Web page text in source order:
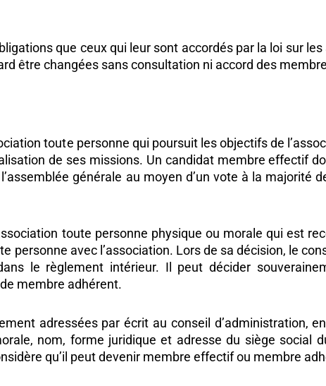
que ceux qui leur sont accordés par la loi sur
être changées sans consultation ni accord des
toute personne qui poursuit les objectifs de
de ses missions. Un candidat membre effectif
générale au moyen d’un vote à la majorité
toute personne physique ou morale qui est
personne avec l’association. Lors de sa décision, le
le règlement intérieur. Il peut décider
membre adhérent.
adressées par écrit au conseil d’administration,
nom, forme juridique et adresse du siège social
qu’il peut devenir membre effectif ou membre